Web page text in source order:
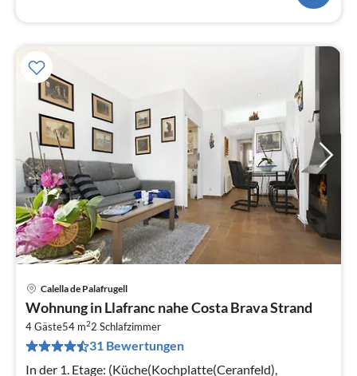
Calella de Palafrugell
Wohnung in Llafranc nahe Costa Brava Strand
4 Gäste54 m22 Schlafzimmer
31 Bewertungen
In der 1. Etage: (Küche(Kochplatte(Ceranfeld),